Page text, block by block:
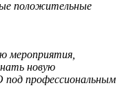
положительные
мероприятия,
новую
профессиональным